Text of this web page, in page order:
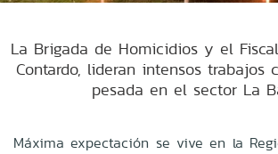
La Brigada de Homicidios y el
Contardo, lideran intensos trabajos
pesada en el sector La
Máxima expectación se vive en la